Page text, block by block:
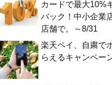
カードで最大10%
バック！中小企業
店舗で。～8/31
楽天ペイ、自粛で
らえるキャンペー